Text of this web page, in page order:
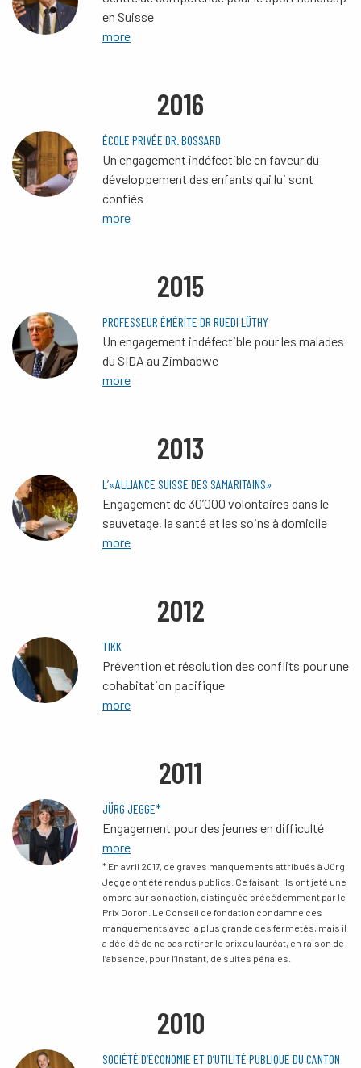
en Suisse
more
2016
ÉCOLE PRIVÉE DR. BOSSARD
Un engagement indéfectible en faveur du
développement des enfants qui lui sont
confiés
more
2015
PROFESSEUR ÉMÉRITE DR RUEDI LÜTHY
Un engagement indéfectible pour les malades
du SIDA au Zimbabwe
more
2013
L’«ALLIANCE SUISSE DES SAMARITAINS»
Engagement de 30’000 volontaires dans le
sauvetage, la santé et les soins à domicile
more
2012
TIKK
Prévention et résolution des conflits pour une
cohabitation pacifique
more
2011
JÜRG JEGGE*
Engagement pour des jeunes en difficulté
more
* En avril 2017, de graves manquements attribués à Jürg
Jegge ont été rendus publics. Ce faisant, ils ont jeté une
ombre sur son action, distinguée précédemment par le
Prix Doron. Le Conseil de fondation condamne ces
manquements avec la plus grande des fermetés, mais il
a décidé de ne pas retirer le prix au lauréat, en raison de
l’absence, pour l’instant, de suites pénales.
2010
SOCIÉTÉ D’ÉCONOMIE ET D’UTILITÉ PUBLIQUE DU CANTON